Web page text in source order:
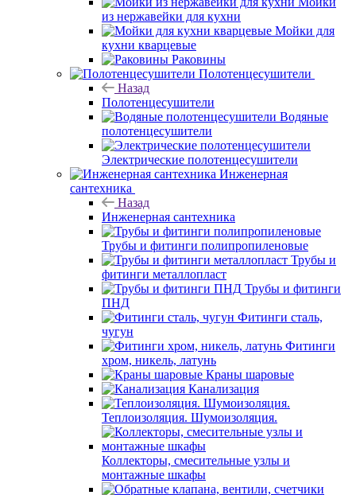
из нержавейки для кухни
Мойки для
кухни кварцевые
Раковины
Полотенцесушители
Назад
Полотенцесушители
Водяные
полотенцесушители
Электрические полотенцесушители
Инженерная
сантехника
Назад
Инженерная сантехника
Трубы и фитинги полипропиленовые
Трубы и
фитинги металлопласт
Трубы и фитинги
ПНД
Фитинги сталь,
чугун
Фитинги
хром, никель, латунь
Краны шаровые
Канализация
Теплоизоляция. Шумоизоляция.
Коллекторы, смесительные узлы и
монтажные шкафы